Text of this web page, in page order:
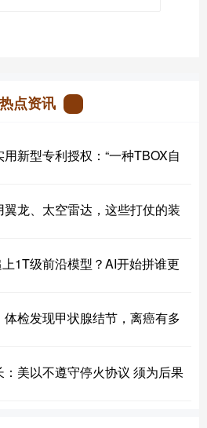
热点资讯
新型专利授权：“一种TBOX自
龙、太空雷达，这些打仗的装
1T级前沿模型？AI开始拼谁更
检发现甲状腺结节，离癌有多
美以不遵守停火协议 须为后果